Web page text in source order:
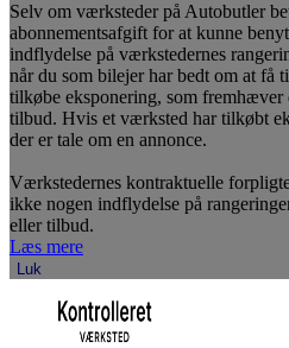
Selv om værksteder på Autobutler
abonnementsafgift for at kunne
indflydelse på værkstedernes
når du som bilejer har bedt om at få
tilkøbe eksponering, som fremhæver
tilbud. Hvis et værksted har tilkøbt
der er tale om en annonce.
Værkstedernes kontraktuelle
ikke nogen indflydelse på
eller tilbud.
Læs mere
Luk